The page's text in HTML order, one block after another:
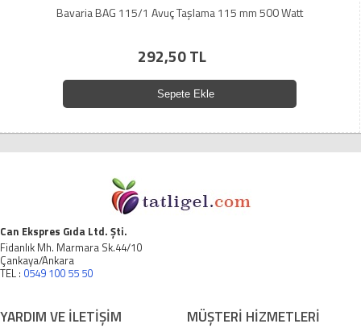
Bavaria BAG 115/1 Avuç Taşlama 115 mm 500 Watt
292,50 TL
Sepete Ekle
Can Ekspres Gıda Ltd. Şti.
Fidanlık Mh. Marmara Sk.44/10
Çankaya/Ankara
TEL : 0549 100 55 50
YARDIM VE İLETİŞİM MÜŞTERİ HİZMETLERİ